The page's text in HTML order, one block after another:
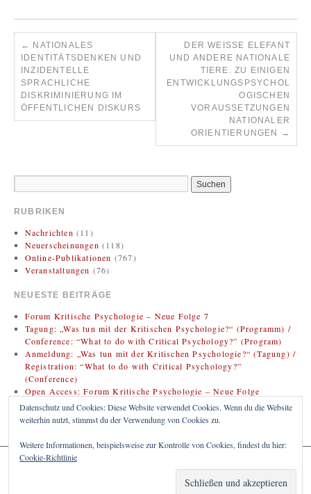
←
NATIONALES
IDENTITÄTSDENKEN UND
INZIDENTELLE
SPRACHLICHE
DISKRIMINIERUNG IM
ÖFFENTLICHEN DISKURS
DER WEISSE ELEFANT U
ND ANDERE NATIONALE T
IERE. ZU EINIGEN E
NTWICKLUNGSPSYCHOLO
GISCHEN V
ORAUSSETZUNGEN N
ATIONALER O
RIENTIERUNGEN
→
RUBRIKEN
Nachrichten (11)
Neuerscheinungen (118)
Online-Publikationen (767)
Veranstaltungen (76)
NEUESTE BEITRÄGE
Forum Kritische Psychologie – Neue Folge 7
Tagung: „Was tun mit der Kritischen Psychologie?“ (Programm) /
Conference: “What to do with Critical Psychology?” (Program)
Anmeldung: „Was tun mit der Kritischen Psychologie?“ (Tagung) /
Registration: “What to do with Critical Psychology?”
(Conference)
Open Access: Forum Kritische Psychologie – Neue Folge
(Zweitveröffentlichung)
Rezension: Bregman, Rutger (2020). Im Grunde gut: Eine neue
KRITISCHE PSYCHOLOGIE
Proudly powered by WordPress.
Datenschutz und Cookies: Diese Website verwendet Cookies. Wenn du die Website
weiterhin nutzt, stimmst du der Verwendung von Cookies zu.
Weitere Informationen, beispielsweise zur Kontrolle von Cookies, findest du hier:
Cookie-Richtlinie